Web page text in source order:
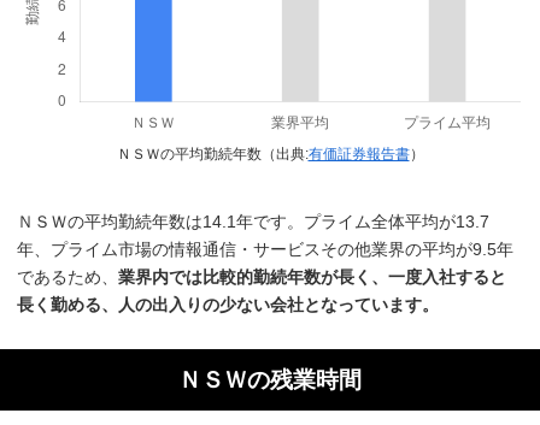
ＮＳＷの平均勤続年数（出典:有価証券報告書）
ＮＳＷの平均勤続年数は14.1年です。プライム全体平均が13.7
年、プライム市場の情報通信・サービスその他業界の平均が9.5年
であるため、業界内では比較的勤続年数が長く、一度入社すると
長く勤める、人の出入りの少ない会社となっています。
ＮＳＷの残業時間